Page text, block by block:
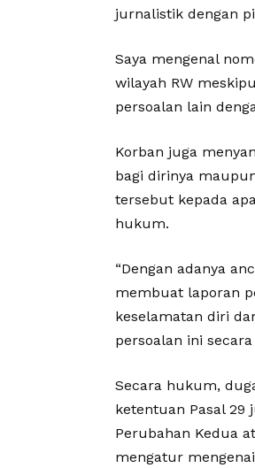
jurnalistik dengan
Saya mengenal
wilayah RW
persoalan lain
Korban juga
bagi dirinya
tersebut kepada
hukum.
“Dengan adanya
membuat laporan
keselamatan diri
persoalan ini
Secara hukum,
ketentuan Pasal 29
Perubahan Kedua
mengatur